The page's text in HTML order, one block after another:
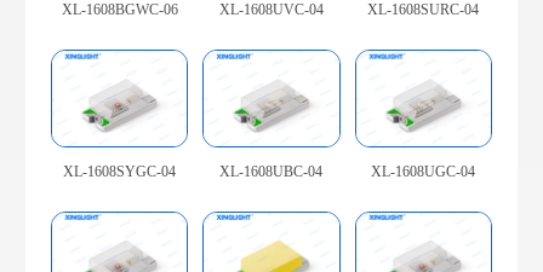
XL-1608BGWC-06 XL-1608UVC-04 XL-1608SURC-04
XL-1608SYGC-04 XL-1608UBC-04 XL-1608UGC-04